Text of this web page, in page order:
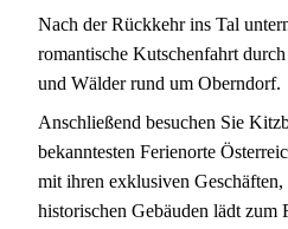
Nach der Rückkehr ins Tal
romantische Kutschenfahrt
und Wälder rund um Oberndorf.
Anschließend besuchen Sie
bekanntesten Ferienorte
mit ihren exklusiven
historischen Gebäuden lädt zum